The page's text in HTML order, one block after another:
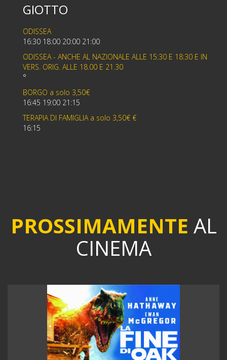
GIOTTO
ODISSEA
16:30 18:00 20:00 21:00
ODISSEA - ANCHE AL NAZIONALE ALLE 15:30 E 18:30 E IN
VERS. ORIG. ALLE 18.00 E 21.30
°
BORGO a solo 3,50€
16:45 19:00 21:15
TERAPIA DI FAMIGLIA a solo 3,50€ €
16:15
PROSSIMAMENTE AL
CINEMA